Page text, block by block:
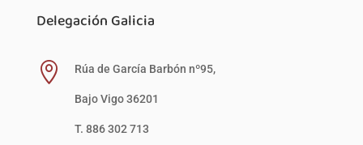
Delegación Galicia
 Rúa de García Barbón nº95,
Bajo Vigo 36201
T. 886 302 713